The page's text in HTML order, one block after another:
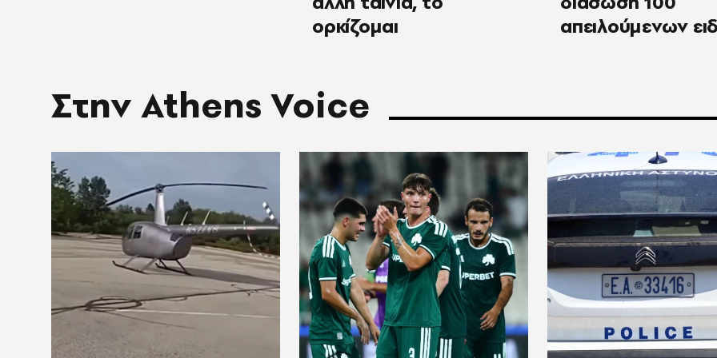
ορκίζομαι
απειλούμενων
Στην Athens Voice